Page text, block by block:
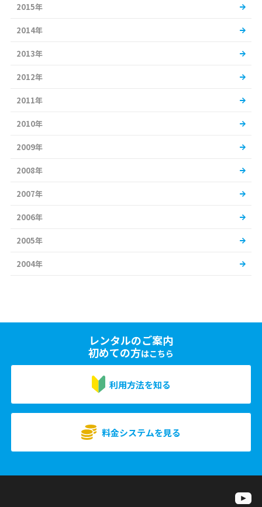
2015年
2014年
2013年
2012年
2011年
2010年
2009年
2008年
2007年
2006年
2005年
2004年
レンタルのご案内
初めての方はこちら
利用方法を知る
料金システムを見る